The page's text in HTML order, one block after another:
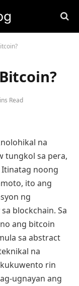
Read
na
tungkol sa pera,
Itinatag noong
ito ang
ng
blockchain. Sa
ang bitcoin
sa abstract
na
rin
ugnayan ang